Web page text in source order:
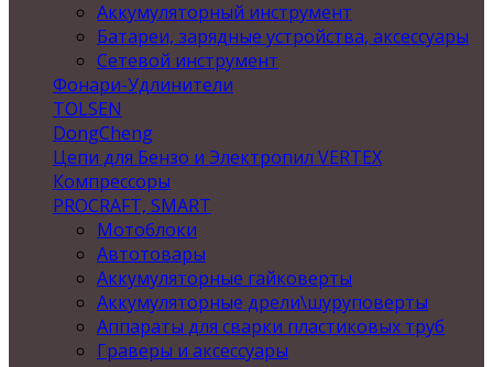
Аккумуляторный инструмент
Батареи, зарядные устройства, аксессуары
Сетевой инструмент
Фонари-Удлинители
TOLSEN
DongCheng
Цепи для Бензо и Электропил VERTEX
Компрессоры
PROCRAFT, SMART
Мотоблоки
Автотовары
Аккумуляторные гайковерты
Аккумуляторные дрели\шуруповерты
Аппараты для сварки пластиковых труб
Граверы и аксессуары